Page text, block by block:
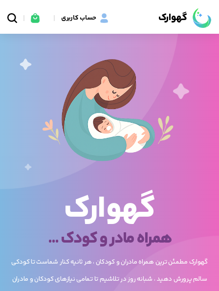
گهوارک حساب کاربری
گهوارک
همراه مادر و کودک ...
گهوارک مطمئن ترین همراه مادران و کودکان ، هر ثانیه کنار شماست تا کودکی
سالم پرورش دهید ، شبانه روز در تلاشیم تا تمامی نیازهای کودکان و مادران